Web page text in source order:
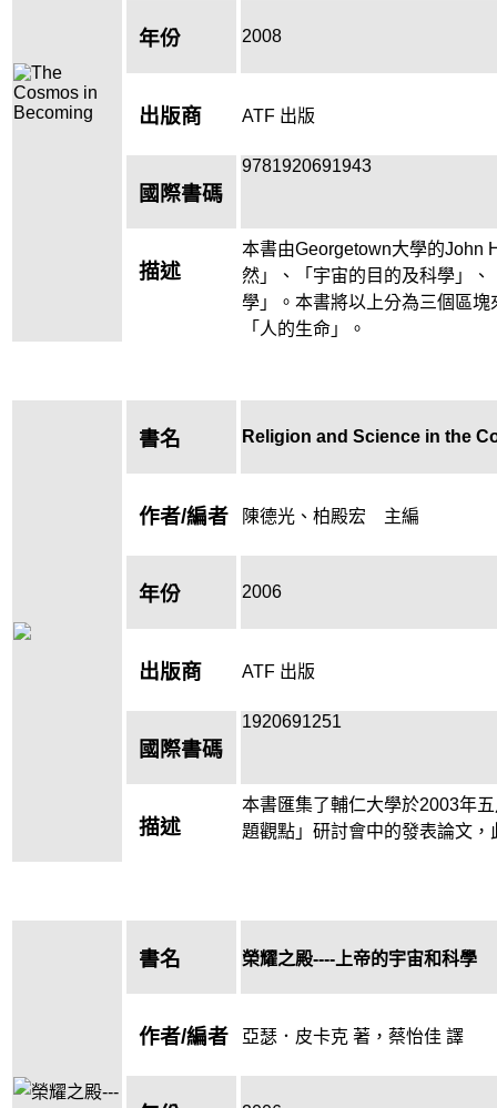
年份 2008
出版商 ATF 出版
國際書碼
9781920691943
描述
本書由Georgetown大學的John
然」、「宇宙的目的及科學」
學」。本書將以上分為三個區
「人的生命」。
書名 Religion and Science in the
作者/編者 陳德光、柏殿宏 主編
年份 2006
出版商 ATF 出版
國際書碼
1920691251
描述
本書匯集了輔仁大學於2003年
題觀點」研討會中的發表論文，
書名 榮耀之殿----上帝的宇宙和科學
作者/編者 亞瑟．皮卡克 著，蔡怡佳 譯